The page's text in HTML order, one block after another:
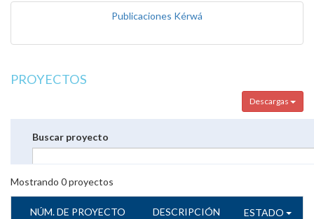
Publicaciones Kérwá
PROYECTOS
Descargas
Buscar proyecto
Mostrando 0proyectos
NÚM. DE PROYECTO DESCRIPCIÓN ESTADO